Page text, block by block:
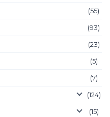
(55)
(93)
(23)
(5)
(7)
(124)
(15)